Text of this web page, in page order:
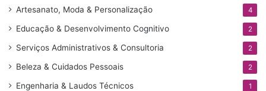
Artesanato, Moda & Personalização 4
Educação & Desenvolvimento Cognitivo 2
Serviços Administrativos & Consultoria 2
Beleza & Cuidados Pessoais 2
Engenharia & Laudos Técnicos 1